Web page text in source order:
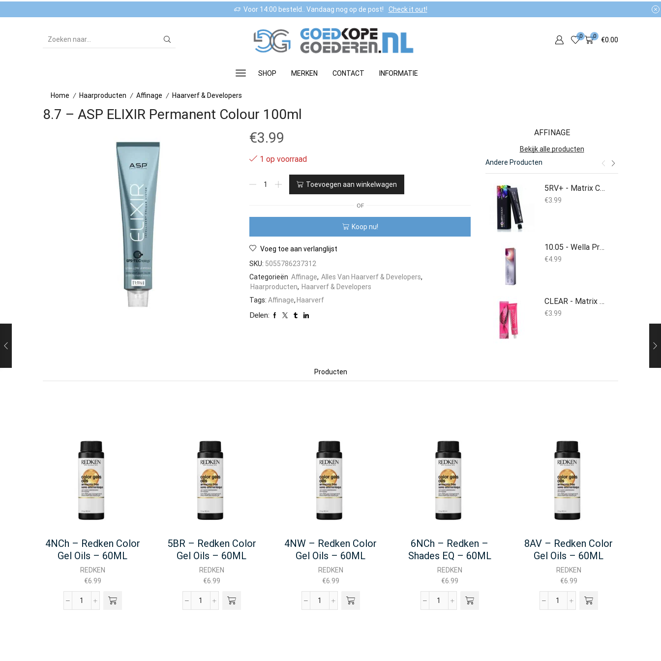
Voor 14:00 besteld.. Vandaag nog op de post! Check it out!
0 0 €0.00
SHOP MERKEN CONTACT INFORMATIE
Home / Haarproducten / Affinage / Haarverf & Developers
8.7 – ASP ELIXIR Permanent Colour 100ml
€3.99
1 op voorraad
Permanent
100ml
aantal
Toevoegen aan winkelwagen
OF
Koop nu!
Voeg toe aan verlanglijst
SKU: 5055786237312
Categorieën Affinage, Alles Van Haarverf & Developers,
Haarproducten, Haarverf & Developers
Tags: Affinage, Haarverf
Delen:
AFFINAGE
Bekijk alle producten
Andere Producten
5RV+ - Matrix Color Insider 60ML
€3.99
10.05 - Wella Professionals Illumina Color - 60ml - (Duplicate Imported from WooCommerce)
€4.99
CLEAR - Matrix SoColor Beauty 90 ml
€3.99
Producten
4NCh – Redken Color
Gel Oils – 60ML
REDKEN
€6.99
4NCh
5BR – Redken Color
Gel Oils – 60ML
REDKEN
€6.99
5BR
4NW – Redken Color
Gel Oils – 60ML
REDKEN
€6.99
4NW
6NCh – Redken –
Shades EQ – 60ML
REDKEN
€6.99
6NCh
8AV – Redken Color
Gel Oils – 60ML
REDKEN
€6.99
8AV